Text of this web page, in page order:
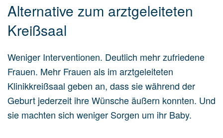
Alternative zum arztgeleiteten
Kreißsaal
Weniger Interventionen. Deutlich mehr zufriedene
Frauen. Mehr Frauen als im arztgeleiteten
Klinikkreißsaal geben an, dass sie während der
Geburt jederzeit ihre Wünsche äußern konnten. Und
sie machten sich weniger Sorgen um ihr Baby.